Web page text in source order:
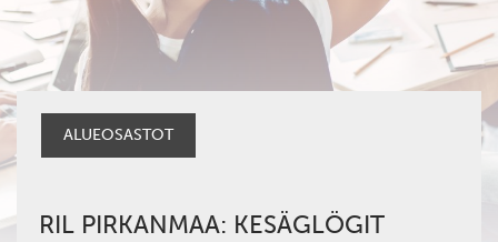
ALUEOSASTOT
RIL PIRKANMAA: KESÄGLÖGIT